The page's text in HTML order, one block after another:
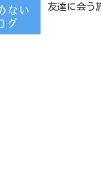
友達に会う